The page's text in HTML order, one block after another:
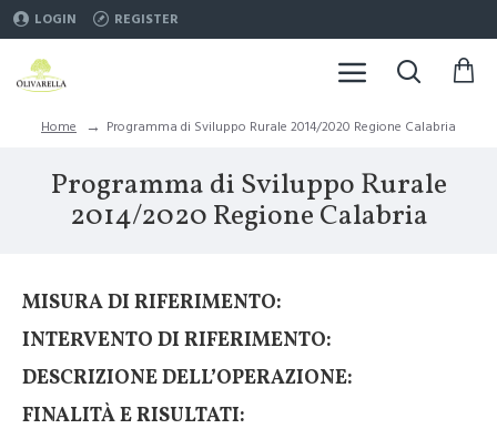
LOGIN REGISTER
Home Programma di Sviluppo Rurale 2014/2020 Regione Calabria
Programma di Sviluppo Rurale
2014/2020 Regione Calabria
MISURA DI RIFERIMENTO:
INTERVENTO DI RIFERIMENTO:
DESCRIZIONE DELL’OPERAZIONE:
FINALITÀ E RISULTATI: